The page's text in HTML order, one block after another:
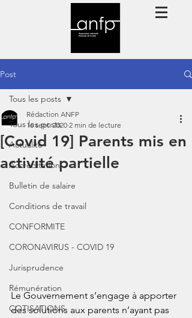
Post
Tous les posts
Actualité
Accréditation
Bulletin de salaire
Conditions de travail
CONFORMITE
CORONAVIRUS - COVID 19
Jurisprudence
Rémunération
COTISATIONS
Tous les posts
[Covid 19] Parents mis en
activité partielle
Rédaction ANFP
16 sept. 2020 2 min de lecture
Le Gouvernement s’engage à apporter
des solutions aux parents n’ayant pas